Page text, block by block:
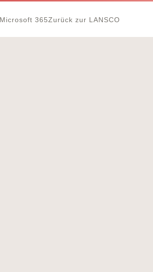
Microsoft 365Zurück zur LANSCO